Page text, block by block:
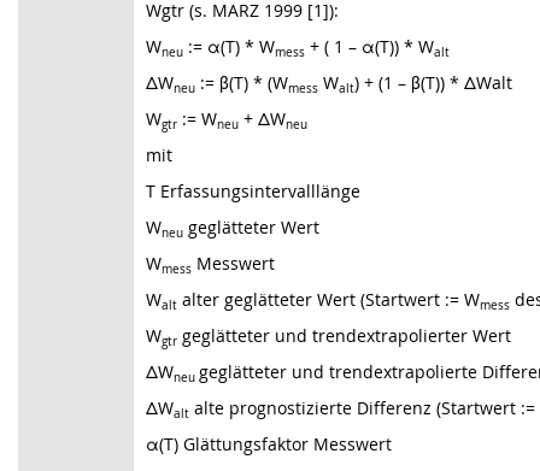
Wgtr (s. MARZ 1999 [1]):
Wneu := α(T) * Wmess + ( 1 – α(T)) * Walt
ΔWneu := β(T) * (Wmess Walt) + (1 – β(T)) * ΔWalt
Wgtr := Wneu + ΔWneu
mit
T Erfassungsintervalllänge
Wneu geglätteter Wert
Wmess Messwert
Walt alter geglätteter Wert (Startwert := Wmess
Wgtr geglätteter und trendextrapolierter Wert
ΔWneu geglätteter und trendextrapolierte
ΔWalt alte prognostizierte Differenz (Startwert :=
α(T) Glättungsfaktor Messwert